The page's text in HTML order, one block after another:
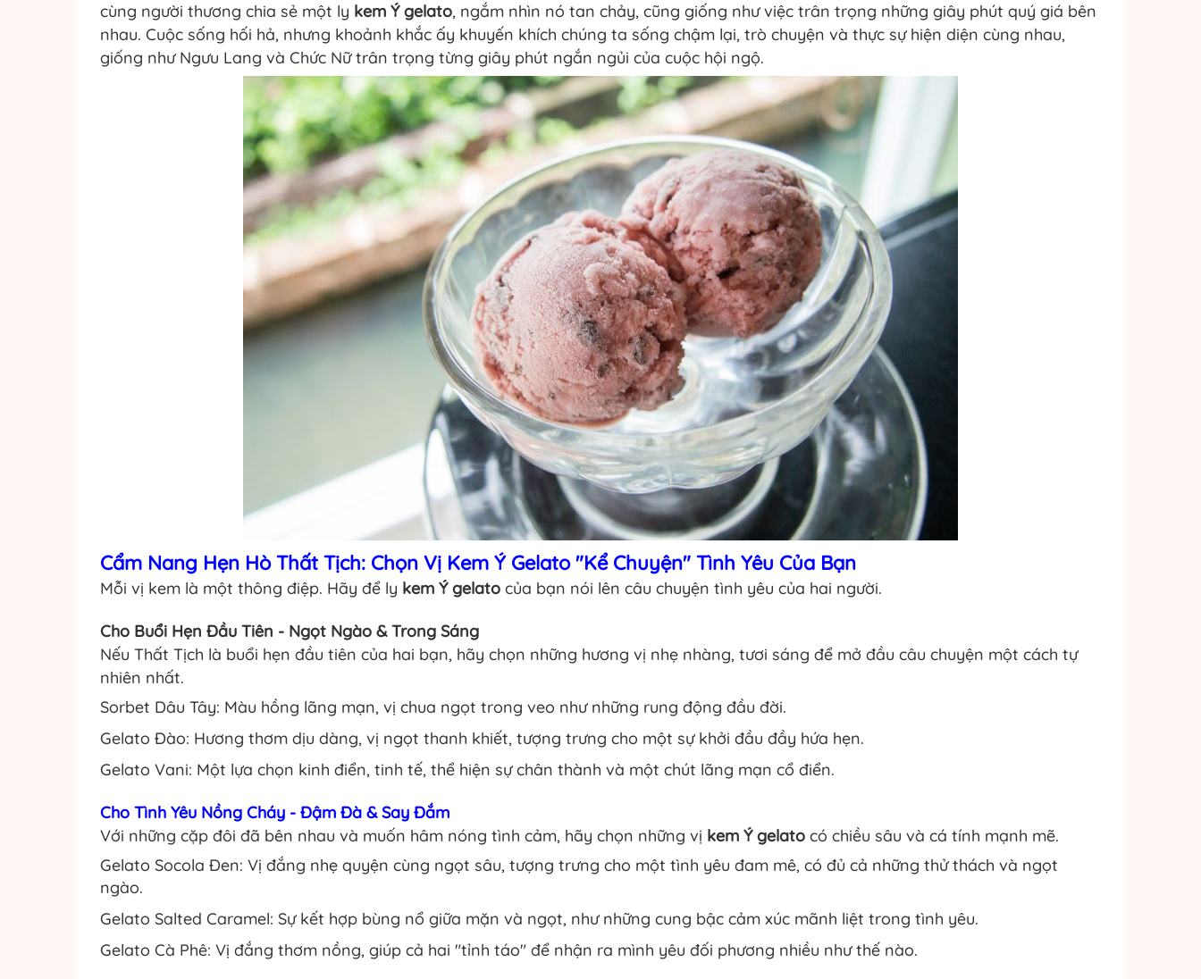
cùng người thương chia sẻ một ly kem Ý gelato, ngắm nhìn nó tan chảy, cũng giống như việc trân trọng những giây phút quý giá bên
nhau. Cuộc sống hối hả, nhưng khoảnh khắc ấy khuyến khích chúng ta sống chậm lại, trò chuyện và thực sự hiện diện cùng nhau,
giống như Ngưu Lang và Chức Nữ trân trọng từng giây phút ngắn ngủi của cuộc hội ngộ.
Cẩm Nang Hẹn Hò Thất Tịch: Chọn Vị Kem Ý Gelato "Kể Chuyện" Tình Yêu Của Bạn
Mỗi vị kem là một thông điệp. Hãy để ly kem Ý gelato của bạn nói lên câu chuyện tình yêu của hai người.
Cho Buổi Hẹn Đầu Tiên - Ngọt Ngào & Trong Sáng
Nếu Thất Tịch là buổi hẹn đầu tiên của hai bạn, hãy chọn những hương vị nhẹ nhàng, tươi sáng để mở đầu câu chuyện một cách tự
nhiên nhất.
Sorbet Dâu Tây: Màu hồng lãng mạn, vị chua ngọt trong veo như những rung động đầu đời.
Gelato Đào: Hương thơm dịu dàng, vị ngọt thanh khiết, tượng trưng cho một sự khởi đầu đầy hứa hẹn.
Gelato Vani: Một lựa chọn kinh điển, tinh tế, thể hiện sự chân thành và một chút lãng mạn cổ điển.
Cho Tình Yêu Nồng Cháy - Đậm Đà & Say Đắm
Với những cặp đôi đã bên nhau và muốn hâm nóng tình cảm, hãy chọn những vị kem Ý gelato có chiều sâu và cá tính mạnh mẽ.
Gelato Socola Đen: Vị đắng nhẹ quyện cùng ngọt sâu, tượng trưng cho một tình yêu đam mê, có đủ cả những thử thách và ngọt
ngào.
Gelato Salted Caramel: Sự kết hợp bùng nổ giữa mặn và ngọt, như những cung bậc cảm xúc mãnh liệt trong tình yêu.
Gelato Cà Phê: Vị đắng thơm nồng, giúp cả hai "tỉnh táo" để nhận ra mình yêu đối phương nhiều như thế nào.